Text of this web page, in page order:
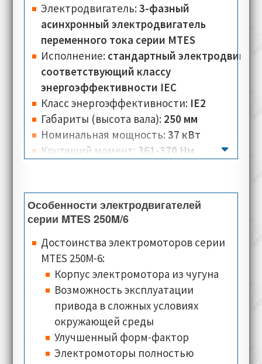
конструкции. Электромашины данной
серии, располагают эффективной
системой охлаждения, демонстрируют
высокую устойчивость к постоянным
механическим нагрузкам, что в свою
очередь позволяет им,
функционировать при любых условиях.
Электродвигатель:3-фазный
асинхронный электродвигатель
переменного тока серии MTES
Исполнение: стандартный
соответствующий классу
энергоэффективности IEC
Класс энергоэффективности: IE2
Габариты (высота вала): 250 мм
Номинальная мощность:37 кВт
Крутящий момент: 361-370 Нм
Номинальная скорость:975-1000 об/
мин
Номинальное напряжение:
Номинальный ток:67,3-69,6 А
Тип соединения:
Количество разъёмов:3-6 для
электродвигателей в чугунном
корпусе с типом соединения схема
треугольник-звезда, с клеммной
коробкой установленной вверху
Класс изоляции:F
Особенности электродвигателей
серии MTES 250M/6
Достоинства электромоторов серии
MTES 250M-6:
Корпус электромотора из чугуна
Возможность эксплуатации
привода в сложных условиях
окружающей среды
Улучшенный форм-фактор
Электромоторы полностью